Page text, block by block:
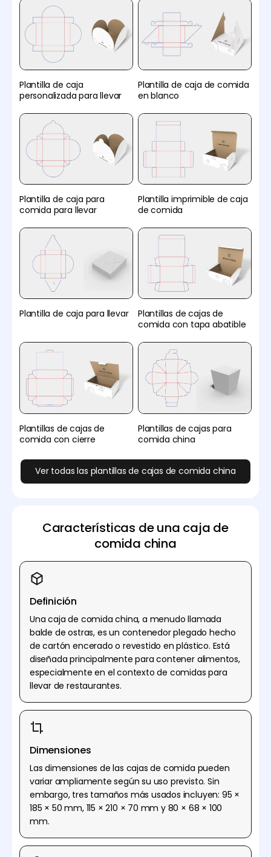
Plantilla de caja
personalizada para llevar
Plantilla de caja de comida
en blanco
Plantilla de caja para
comida para llevar
Plantilla imprimible de caja
de comida
Plantilla de caja para llevar
Plantillas de cajas de
comida con tapa abatible
Plantillas de cajas de
comida con cierre
Plantillas de cajas para
comida china
Ver todas las plantillas de cajas de comida china
Características de una caja de
comida china
Definición
Una caja de comida china, a menudo llamada
balde de ostras, es un contenedor plegado hecho
de cartón encerado o revestido en plástico. Está
diseñada principalmente para contener alimentos,
especialmente en el contexto de comidas para
llevar de restaurantes.
Dimensiones
Las dimensiones de las cajas de comida pueden
variar ampliamente según su uso previsto. Sin
embargo, tres tamaños más usados incluyen: 95 ×
185 × 50 mm, 115 × 210 × 70 mm y 80 × 68 × 100
mm.